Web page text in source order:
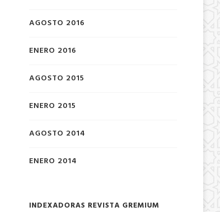
AGOSTO 2016
ENERO 2016
AGOSTO 2015
ENERO 2015
AGOSTO 2014
ENERO 2014
INDEXADORAS REVISTA GREMIUM